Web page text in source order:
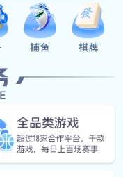
电泳涂
是伴随着
的飞速发
了越来越